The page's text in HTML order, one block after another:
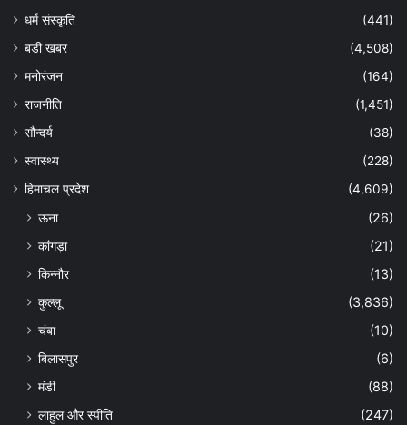
धर्म संस्कृति
(441)
बड़ी खबर
(4,508)
मनोरंजन
(164)
राजनीति
(1,451)
सौन्दर्य
(38)
स्वास्थ्य
(228)
हिमाचल प्रदेश
(4,609)
ऊना
(26)
कांगड़ा
(21)
किन्नौर
(13)
कुल्लू
(3,836)
चंबा
(10)
बिलासपुर
(6)
मंडी
(88)
लाहुल और स्पीति
(247)